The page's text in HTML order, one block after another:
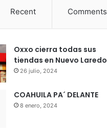
Recent Comments
Oxxo cierra todas sus
tiendas en Nuevo Laredo
26 julio, 2024
COAHUILA PA´ DELANTE
8 enero, 2024